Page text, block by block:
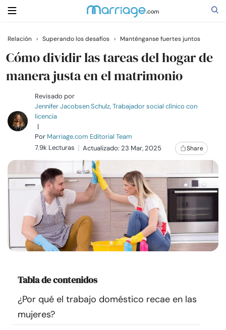
Buscar
Casarse
Relaciones
Familia
Ayuda
Cursos
Recursos
Encuentra un terapeuta
Idioma
Relación › Superando los desafíos › Manténganse fuertes juntos
Cómo dividir las tareas del hogar de
manera justa en el matrimonio
Revisado por
Jennifer Jacobsen Schulz, Trabajador social clínico con
licencia
|
Por Marriage.com Editorial Team
7.9k Lecturas
Actualizado: 23 Mar, 2025 Share
Tabla de contenidos
¿Por qué el trabajo doméstico recae en las
mujeres?